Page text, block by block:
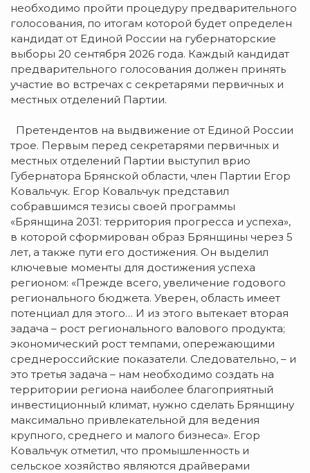
необходимо пройти процедуру предварительного
голосования, по итогам которой будет определен
кандидат от Единой России на губернаторские
выборы 20 сентября 2026 года. Каждый кандидат
предварительного голосования должен принять
участие во встречах с секретарями первичных и
местных отделений Партии.
Претендентов на выдвижение от Единой России
трое. Первым перед секретарями первичных и
местных отделений Партии выступил врио
Губернатора Брянской области, член Партии Егор
Ковальчук. Егор Ковальчук представил
собравшимся тезисы своей программы
«Брянщина 2031: территория прогресса и успеха»,
в которой сформирован образ Брянщины через 5
лет, а также пути его достижения. Он выделил
ключевые моменты для достижения успеха
регионом: «Прежде всего, увеличение годового
регионального бюджета. Уверен, область имеет
потенциал для этого… И из этого вытекает вторая
задача – рост регионального валового продукта;
экономический рост темпами, опережающими
среднероссийские показатели. Следовательно, – и
это третья задача – нам необходимо создать на
территории региона наиболее благоприятный
инвестиционный климат, нужно сделать Брянщину
максимально привлекательной для ведения
крупного, среднего и малого бизнеса». Егор
Ковальчук отметил, что промышленность и
сельское хозяйство являются драйверами